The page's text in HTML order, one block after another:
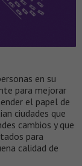
en su
para mejorar
el papel de
ciudades que
cambios y que
para
calidad de